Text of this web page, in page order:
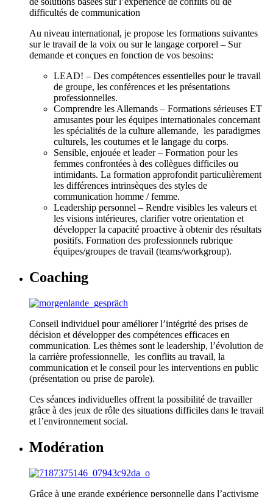
difficultés de communication
Au niveau international, je propose les formations suivantes
sur le travail de la voix ou sur le langage corporel – Sur
demande et conçues en fonction de vos besoins:
LEAD! – Des compétences essentielles pour le travail
de groupe, les conférences et les présentations
professionnelles.
Comprendre les Allemands – Formations sérieuses ET
amusantes pour les équipes internationales concernant
les spécialités de la culture allemande, les paradigmes
culturels, les coutumes et le langage du corps.
Sensible, enjouée et leader – Formation pour les
femmes confrontées à des collègues difficiles ou
intimidants. La formation approfondit particulièrement
les différences intrinsèques des styles de
communication homme / femme.
Leadership personnel – Rendre visibles les valeurs et
les visions intérieures, clarifier votre orientation et
développer la capacité proactive à obtenir des résultats
positifs. Formation des professionnels rubrique
équipes/groupes de travail (teams/workgroup).
Coaching
Conseil individuel pour améliorer l’intégrité des prises de
décision et développer des compétences efficaces en
communication. Les thèmes sont le leadership, l’évolution de
la carrière professionnelle, les conflits au travail, la
communication et le conseil pour les interventions en public
(présentation ou prise de parole).
Ces séances individuelles offrent la possibilité de travailler
grâce à des jeux de rôle des situations difficiles dans le travail
et l’environnement social.
Modération
Grâce à une grande expérience personnelle dans l’activisme